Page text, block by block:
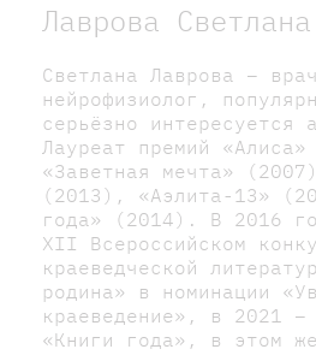
Лаврова Светлана
Светлана Лаврова –
нейрофизиолог,
серьёзно интересуется
Лауреат премий
«Заветная мечта»
(2013), «Аэлита-13»
года» (2014). В 2016
XII Всероссийском
краеведческой
родина» в номинации
краеведение», в 2021 –
«Книги года», в этом же